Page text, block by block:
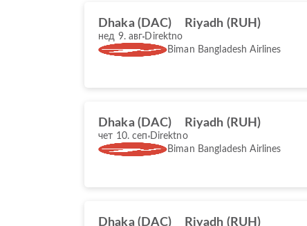
Dhaka (DAC) Riyadh (RUH)
нед 9. авг Direktno
Biman Bangladesh Airlines
Dhaka (DAC) Riyadh (RUH)
чет 10. сеп Direktno
Biman Bangladesh Airlines
Dhaka (DAC) Riyadh (RUH)